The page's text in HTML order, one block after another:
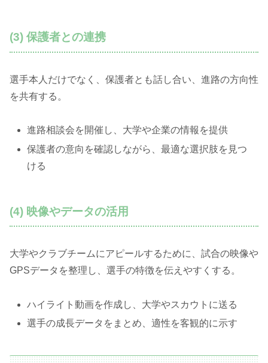
(3) 保護者との連携
選手本人だけでなく、保護者とも話し合い、進路の方向性
を共有する。
進路相談会を開催し、大学や企業の情報を提供
保護者の意向を確認しながら、最適な選択肢を見つ
ける
(4) 映像やデータの活用
大学やクラブチームにアピールするために、試合の映像や
GPSデータを整理し、選手の特徴を伝えやすくする。
ハイライト動画を作成し、大学やスカウトに送る
選手の成長データをまとめ、適性を客観的に示す